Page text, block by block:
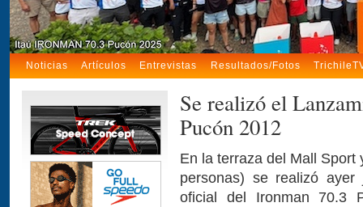
Noticias Artículos Entrevistas Resultados/Fotos
Se realizó el
Pucón 2012
En la terraza del Mall
personas) se realizó
oficial del Ironman 70.3